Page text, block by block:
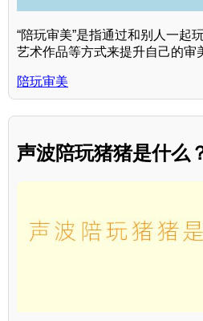
“陪玩审美”是指通过和别人一起
艺术作品等方式来提升自己的审
陪玩审美
声波陪玩猪猪是什么